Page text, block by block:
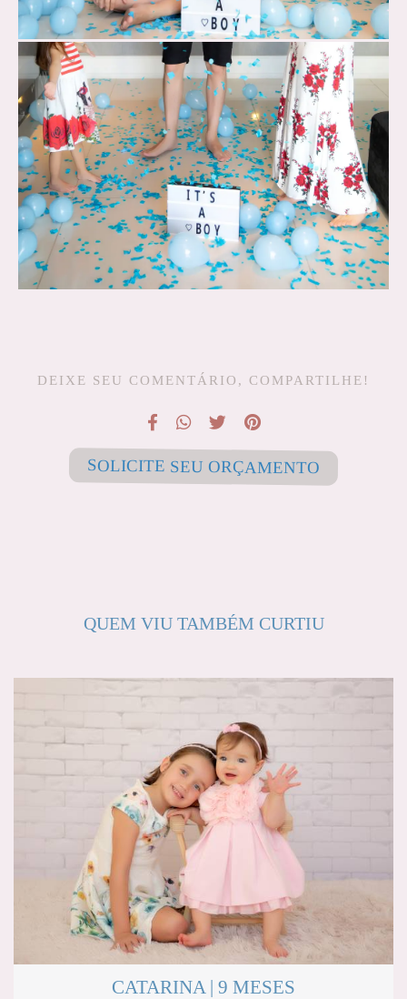
DEIXE SEU COMENTÁRIO, COMPARTILHE!
SOLICITE SEU ORÇAMENTO
QUEM VIU TAMBÉM CURTIU
CATARINA | 9 MESES